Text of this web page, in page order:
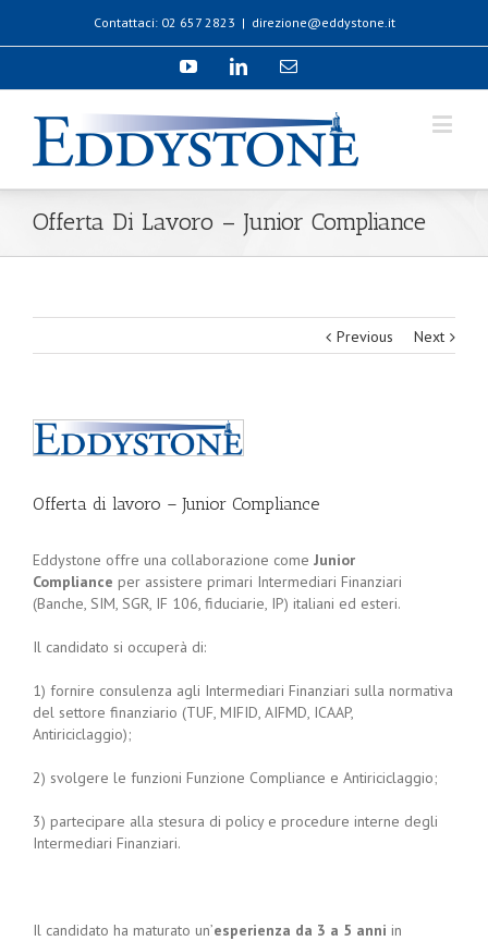
Contattaci: 02 657 2823 | direzione@eddystone.it
Offerta Di Lavoro – Junior Compliance
Previous Next
Offerta di lavoro – Junior Compliance
Eddystone offre una collaborazione come Junior
Compliance per assistere primari Intermediari Finanziari
(Banche, SIM, SGR, IF 106, fiduciarie, IP) italiani ed esteri.
Il candidato si occuperà di:
1) fornire consulenza agli Intermediari Finanziari sulla normativa
del settore finanziario (TUF, MIFID, AIFMD, ICAAP,
Antiriciclaggio);
2) svolgere le funzioni Funzione Compliance e Antiriciclaggio;
3) partecipare alla stesura di policy e procedure interne degli
Intermediari Finanziari.
Il candidato ha maturato un’esperienza da 3 a 5 anni in